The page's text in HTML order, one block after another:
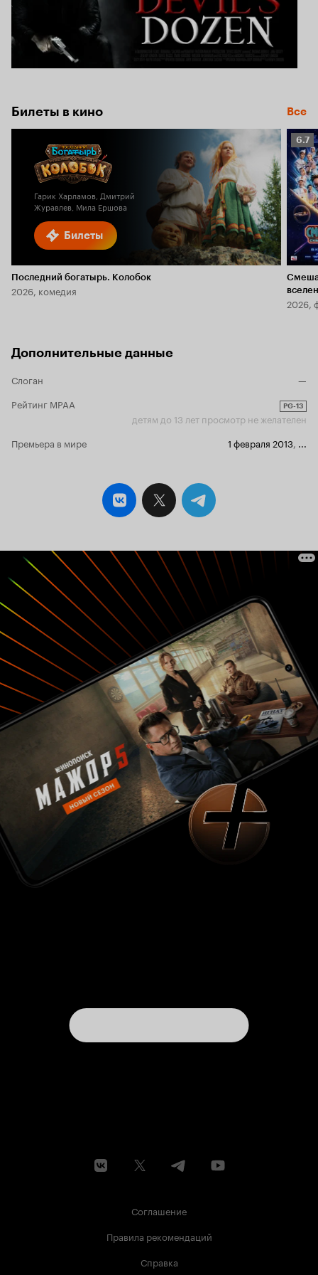
Билеты в кино Все
Билеты
Гарик Харламов, Дмитрий
Журавлев, Мила Ершова
Последний богатырь. Колобок
2026, комедия
6.7
6.7
2026,
Дополнительные данные
Слоган
—
Рейтинг MPAA
PG-13
детям до 13 лет просмотр не желателен
Премьера в мире
1 февраля 2013
Соглашение
Правила рекомендаций
Справка